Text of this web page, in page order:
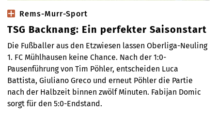
Rems-Murr-Sport
TSG Backnang: Ein perfekter Saisonstart
Die Fußballer aus den Etzwiesen lassen Oberliga-Neuling
1. FC Mühlhausen keine Chance. Nach der 1:0-
Pausenführung von Tim Pöhler, entscheiden Luca
Battista, Giuliano Greco und erneut Pöhler die Partie
nach der Halbzeit binnen zwölf Minuten. Fabijan Domic
sorgt für den 5:0-Endstand.